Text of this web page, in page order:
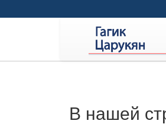
В нашей